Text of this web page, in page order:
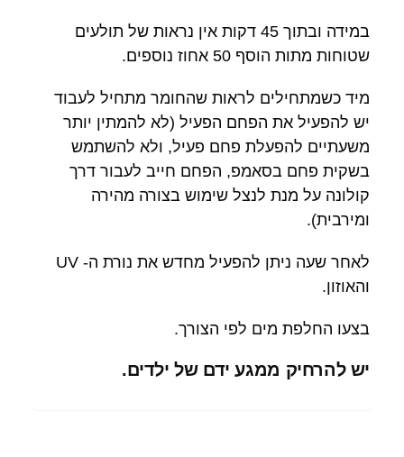
במידה ובתוך 45 דקות אין נראות של תולעים
שטוחות מתות הוסף 50 אחוז נוספים.
מיד כשמתחילים לראות שהחומר מתחיל לעבוד
יש להפעיל את הפחם הפעיל (לא להמתין יותר
משעתיים להפעלת פחם פעיל, ולא להשתמש
בשקית פחם בסאמפ, הפחם חייב לעבור דרך
קולונה על מנת לנצל שימוש בצורה מהירה
ומירבית).
לאחר שעה ניתן להפעיל מחדש את נורת ה- UV
והאוזון.
בצעו החלפת מים לפי הצורך.
יש להרחיק ממגע ידם של ילדים.